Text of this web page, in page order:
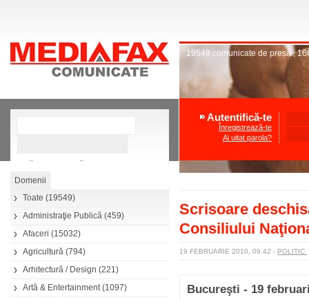
Căutare avansată
Toate (19549)
Administraţie Publică (459)
Afaceri (15032)
Agricultură (794)
Arhitectură / Design (221)
Artă & Entertainment(1097)
19549 comunicate de presă,
Autentifică-te
Înregistrează-te
Ai uitat parola?
Scrisoare
Consiliului
19 FEBRUARIE 2010, 09.42 - POLITIC
Bucureşti - 19